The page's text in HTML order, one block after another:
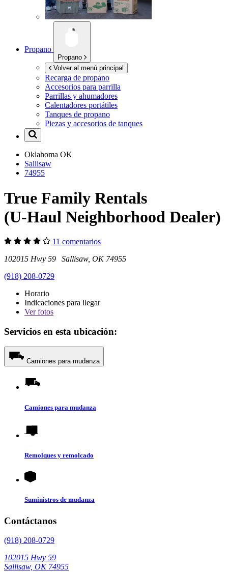
Propano
Propano
Volver al menú principal
Recarga de propano
Accesorios para parrilla
Parrillas y ahumadores
Calentadores portátiles
Tanques de propano
Piezas y accesorios de tanques
Oklahoma OK
Sallisaw
74955
True Family Rentals
(U-Haul Neighborhood Dealer)
11 comentarios
102015 Hwy 59 Sallisaw, OK 74955
(918) 208-0729
Horario
Indicaciones para llegar
Verfotos
Servicios en esta ubicación:
Camiones para mudanza
Camiones para mudanza
Remolques y remolcado
Suministros de mudanza
Contáctanos
(918) 208-0729
102015 Hwy 59
Sallisaw, OK 74955